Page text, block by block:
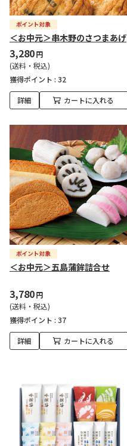
＜お中元＞串木野のさつまあげ
3,280円
(送料・税込)
獲得ポイント : 32
詳細 カートに入れる
＜お中元＞五島蒲鉾詰合せ
3,780円
(送料・税込)
獲得ポイント : 37
詳細 カートに入れる